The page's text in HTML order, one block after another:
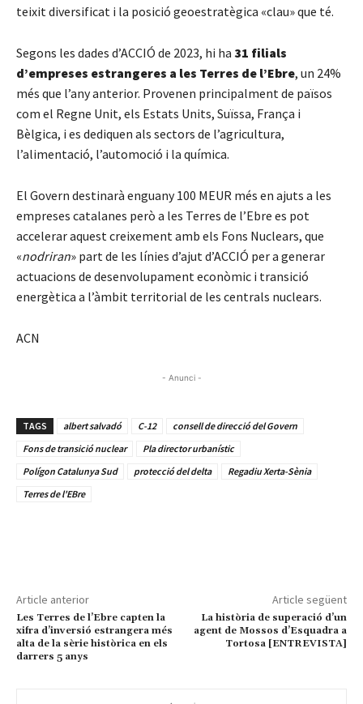
teixit diversificat i la posició geoestratègica «clau» que té.
Segons les dades d’ACCIÓ de 2023, hi ha 31 filials
d’empreses estrangeres a les Terres de l’Ebre, un 24%
més que l’any anterior. Provenen principalment de països
com el Regne Unit, els Estats Units, Suïssa, França i
Bèlgica, i es dediquen als sectors de l’agricultura,
l’alimentació, l’automoció i la química.
El Govern destinarà enguany 100 MEUR més en ajuts a les
empreses catalanes però a les Terres de l’Ebre es pot
accelerar aquest creixement amb els Fons Nuclears, que
«nodriran» part de les línies d’ajut d’ACCIÓ per a generar
actuacions de desenvolupament econòmic i transició
energètica a l’àmbit territorial de les centrals nuclears.
ACN
- Anunci -
TAGS albert salvadó C-12
consell de direcció del Govern
Fons de transició nuclear
Pla director urbanístic
Polígon Catalunya Sud
protecció del delta
Regadiu Xerta-Sènia
Terres de l'EBre
Article anterior
Les Terres de l’Ebre capten la
xifra d’inversió estrangera més
alta de la sèrie històrica en els
darrers 5 anys
Article següent
La història de superació d’un
agent de Mossos d’Esquadra a
Tortosa [ENTREVISTA]